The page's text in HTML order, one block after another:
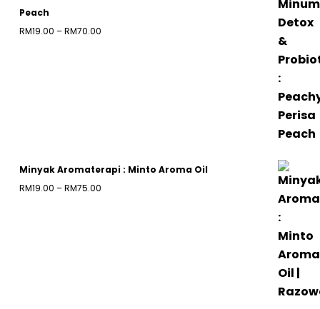
Peach
RM19.00 –RM70.00Price
Minyak Aromaterapi : Minto Aroma Oil
RM19.00 –RM75.00Price